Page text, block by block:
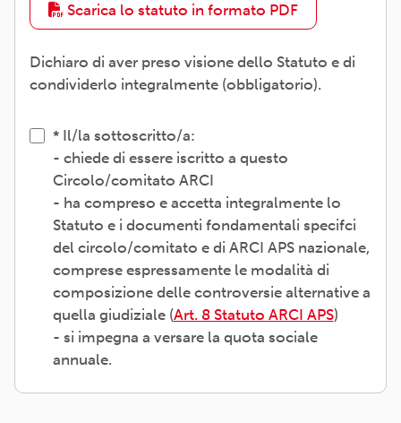
Scarica lo statuto in formato PDF
Dichiaro di aver preso visione dello Statuto e di
condividerlo integralmente (obbligatorio).
Il/la sottoscritto/a:
- chiede di essere iscritto a questo
Circolo/comitato ARCI
- ha compreso e accetta integralmente lo
Statuto e i documenti fondamentali specifci
del circolo/comitato e di ARCI APS nazionale,
comprese espressamente le modalità di
composizione delle controversie alternative a
quella giudiziale (Art. 8 Statuto ARCI APS)
- si impegna a versare la quota sociale
annuale.